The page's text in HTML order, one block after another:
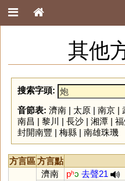
其他
搜索字頭:
音節表: 濟南| 太原| 南京|
南昌 | 黎川 | 長沙| 湘潭| 福
封開南豐 | 梅縣| 南雄珠璣
方言區方言點
濟南 pʰɔ 去聲21